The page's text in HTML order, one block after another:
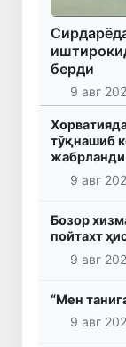
берди
9 авг
тўқнашиб
жабрланди
9 авг
Бозор
пойтахт
9 авг
“Мен
9 авг